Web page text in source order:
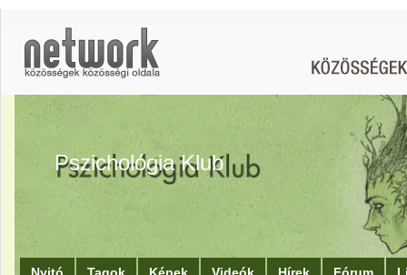
Pszichológia Klub